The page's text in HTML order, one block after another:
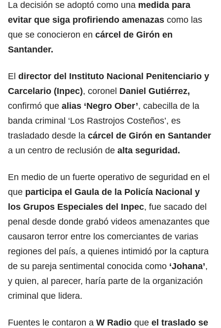
La decisión se adoptó como una medida para
evitar que siga profiriendo amenazas como las
que se conocieron en cárcel de Girón en
Santander.
El director del Instituto Nacional Penitenciario y
Carcelario (Inpec), coronel Daniel Gutiérrez,
confirmó que alias ‘Negro Ober’, cabecilla de la
banda criminal ‘Los Rastrojos Costeños’, es
trasladado desde la cárcel de Girón en Santander
a un centro de reclusión de alta seguridad.
En medio de un fuerte operativo de seguridad en el
que participa el Gaula de la Policía Nacional y
los Grupos Especiales del Inpec, fue sacado del
penal desde donde grabó videos amenazantes que
causaron terror entre los comerciantes de varias
regiones del país, a quienes intimidó por la captura
de su pareja sentimental conocida como ‘Johana’,
y quien, al parecer, haría parte de la organización
criminal que lidera.
Fuentes le contaron a W Radio que el traslado se